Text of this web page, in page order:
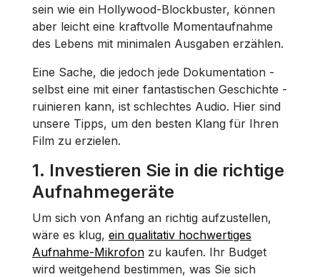
sein wie ein Hollywood-Blockbuster, können
aber leicht eine kraftvolle Momentaufnahme
des Lebens mit minimalen Ausgaben erzählen.
Eine Sache, die jedoch jede Dokumentation -
selbst eine mit einer fantastischen Geschichte -
ruinieren kann, ist schlechtes Audio. Hier sind
unsere Tipps, um den besten Klang für Ihren
Film zu erzielen.
1. Investieren Sie in die richtige
Aufnahmegeräte
Um sich von Anfang an richtig aufzustellen,
wäre es klug, ein qualitativ hochwertiges
Aufnahme-Mikrofon zu kaufen. Ihr Budget
wird weitgehend bestimmen, was Sie sich